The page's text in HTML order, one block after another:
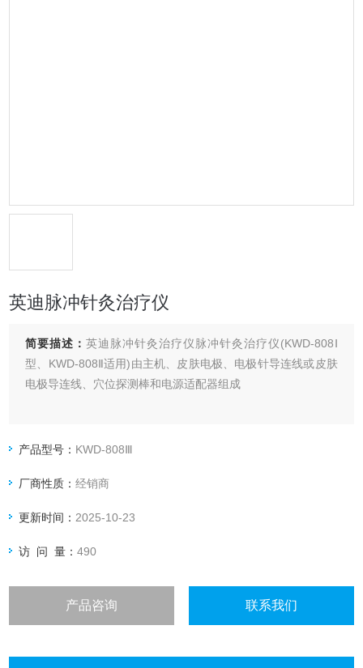
英迪脉冲针灸治疗仪
简要描述：英迪脉冲针灸治疗仪脉冲针灸治疗仪(KWD-808Ⅰ
型、KWD-808Ⅱ适用)由主机、皮肤电极、电极针导连线或皮肤
电极导连线、穴位探测棒和电源适配器组成
产品型号： KWD-808Ⅲ
厂商性质：经销商
更新时间： 2025-10-23
访 问 量：490
产品咨询 联系我们